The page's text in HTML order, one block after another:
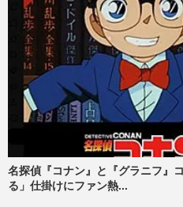
名探偵『コナン』と『グラニフ』
る」仕掛けにファン熱...